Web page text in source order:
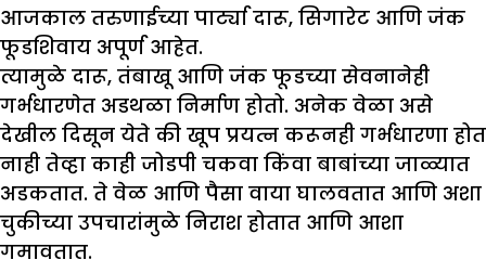
आजकाल तरुणाईच्या पार्ट्या दारू, सिगारेट आणि जंक
फूडशिवाय अपूर्ण आहेत.
त्यामुळे दारू, तंबाखू आणि जंक फूडच्या सेवनानेही
गर्भधारणेत अडथळा निर्माण होतो. अनेक वेळा असे
देखील दिसून येते की खूप प्रयत्न करूनही गर्भधारणा होत
नाही तेव्हा काही जोडपी चकवा किंवा बाबांच्या जाळ्यात
अडकतात. ते वेळ आणि पैसा वाया घालवतात आणि अशा
चुकीच्या उपचारांमुळे निराश होतात आणि आशा
गमावतात.